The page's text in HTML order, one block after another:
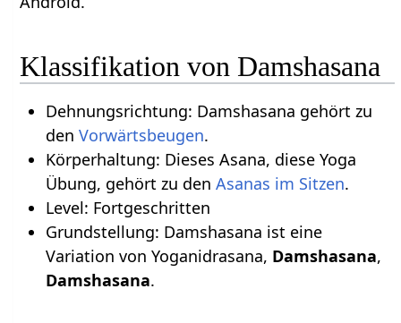
Klassifikation von Damshasana
Dehnungsrichtung: Damshasana gehört zu
den Vorwärtsbeugen.
Körperhaltung: Dieses Asana, diese Yoga
Übung, gehört zu den Asanas im Sitzen.
Level: Fortgeschritten
Grundstellung: Damshasana ist eine
Variation von Yoganidrasana, Damshasana,
Damshasana.